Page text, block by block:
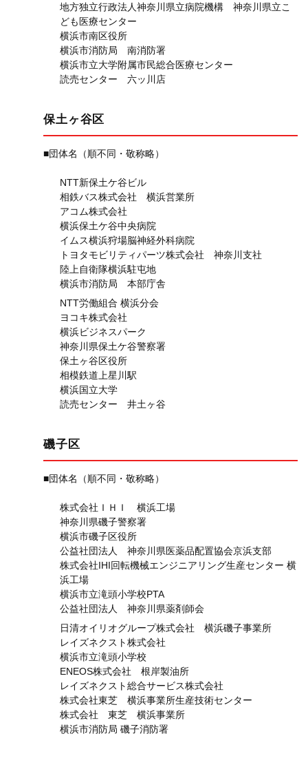
地方独立行政法人神奈川県立病院機構 神奈川県立こ
ども医療センター
横浜市南区役所
横浜市消防局 南消防署
横浜市立大学附属市民総合医療センター
読売センター 六ッ川店
保土ヶ谷区
■団体名（順不同・敬称略）
NTT新保土ケ谷ビル
相鉄バス株式会社 横浜営業所
アコム株式会社
横浜保土ケ谷中央病院
イムス横浜狩場脳神経外科病院
トヨタモビリティパーツ株式会社 神奈川支社
陸上自衛隊横浜駐屯地
横浜市消防局 本部庁舎
NTT労働組合 横浜分会
ヨコキ株式会社
横浜ビジネスパーク
神奈川県保土ケ谷警察署
保土ヶ谷区役所
相模鉄道上星川駅
横浜国立大学
読売センター 井土ヶ谷
磯子区
■団体名（順不同・敬称略）
株式会社ＩＨＩ 横浜工場
神奈川県磯子警察署
横浜市磯子区役所
公益社団法人 神奈川県医薬品配置協会京浜支部
株式会社IHI回転機械エンジニアリング生産センター 横
浜工場
横浜市立滝頭小学校PTA
公益社団法人 神奈川県薬剤師会
日清オイリオグループ株式会社 横浜磯子事業所
レイズネクスト株式会社
横浜市立滝頭小学校
ENEOS株式会社 根岸製油所
レイズネクスト総合サービス株式会社
株式会社東芝 横浜事業所生産技術センター
株式会社 東芝 横浜事業所
横浜市消防局 磯子消防署